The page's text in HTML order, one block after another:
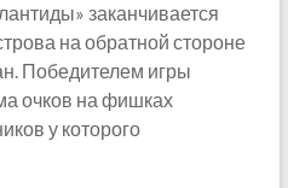
заканчивается
на обратной стороне
Победителем игры
очков на фишках
у которого